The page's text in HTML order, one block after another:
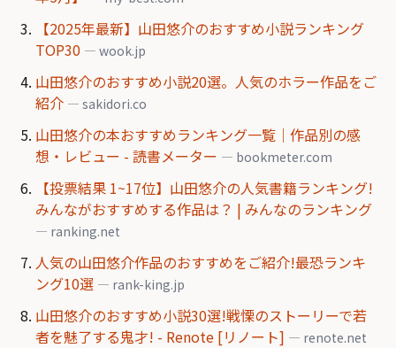
【2025年最新】山田悠介のおすすめ小説ランキング
TOP30 — wook.jp
山田悠介のおすすめ小説20選。人気のホラー作品をご
紹介 — sakidori.co
山田悠介の本おすすめランキング一覧｜作品別の感
想・レビュー - 読書メーター — bookmeter.com
【投票結果 1~17位】山田悠介の人気書籍ランキング!
みんながおすすめする作品は？ | みんなのランキング
— ranking.net
人気の山田悠介作品のおすすめをご紹介!最恐ランキ
ング10選 — rank-king.jp
山田悠介のおすすめ小説30選!戦慄のストーリーで若
者を魅了する鬼才! - Renote [リノート] — renote.net